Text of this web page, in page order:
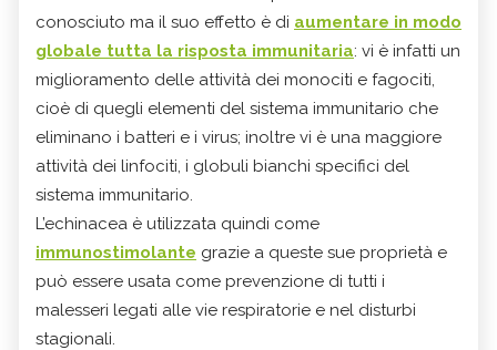
conosciuto ma il suo effetto è di aumentare in modo
globale tutta la risposta immunitaria: vi è infatti un
miglioramento delle attività dei monociti e fagociti,
cioè di quegli elementi del sistema immunitario che
eliminano i batteri e i virus; inoltre vi è una maggiore
attività dei linfociti, i globuli bianchi specifici del
sistema immunitario.
L’echinacea è utilizzata quindi come
immunostimolante grazie a queste sue proprietà e
può essere usata come prevenzione di tutti i
malesseri legati alle vie respiratorie e nel disturbi
stagionali.